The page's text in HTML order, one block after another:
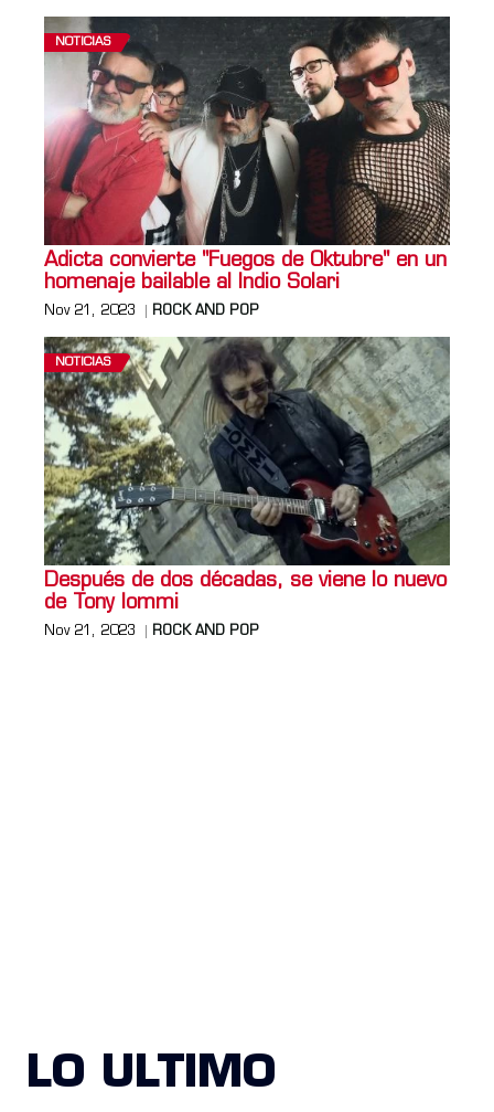
NOTICIAS
Adicta convierte "Fuegos de Oktubre" en un
homenaje bailable al Indio Solari
Nov 21, 2023 ROCK AND POP
NOTICIAS
Después de dos décadas, se viene lo nuevo
de Tony Iommi
Nov 21, 2023 ROCK AND POP
LO ULTIMO